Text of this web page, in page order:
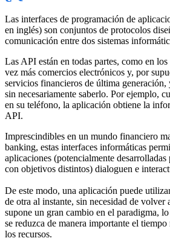
Las interfaces de programación de
en inglés) son conjuntos de protocolos
comunicación entre dos sistemas
Las API están en todas partes, como en los
vez más comercios electrónicos y, por
servicios financieros de última
sin necesariamente saberlo. Por ejemplo,
en su teléfono, la aplicación obtiene la
API.
Imprescindibles en un mundo financiero
banking, estas interfaces informáticas
aplicaciones (potencialmente
con objetivos distintos) dialoguen e
De este modo, una aplicación puede
de otra al instante, sin necesidad de volver
supone un gran cambio en el paradigma,
se reduzca de manera importante el tiempo
los recursos.